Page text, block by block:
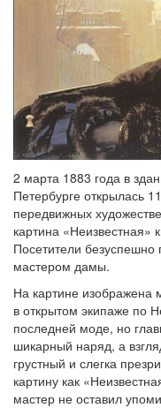
2 марта 1883 года в
Петербурге открылась
передвижных
картина «Неизвестная»
Посетители безуспешно
мастером дамы.
На картине изображена
в открытом экипаже по
последней моде, но
шикарный наряд, а
грустный и слегка
картину как
мастер не оставил